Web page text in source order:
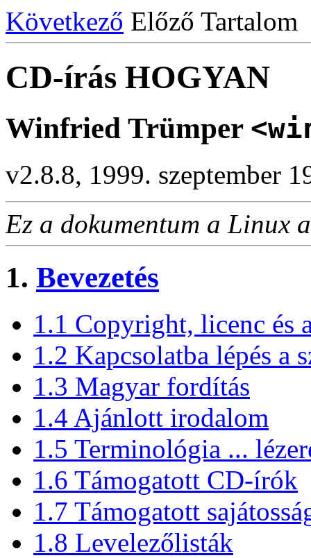
Következő Előző Tartalom
CD-írás HOGYAN
Winfried Trümper
v2.8.8, 1999. szeptember
Ez a dokumentum a Linux
1. Bevezetés
1.1 Copyright, licenc és
1.2 Kapcsolatba lépés a
1.3 Magyar fordítás
1.4 Ajánlott irodalom
1.5 Terminológia ...
1.6 Támogatott CD-írók
1.7 Támogatott
1.8 Levelezőlisták